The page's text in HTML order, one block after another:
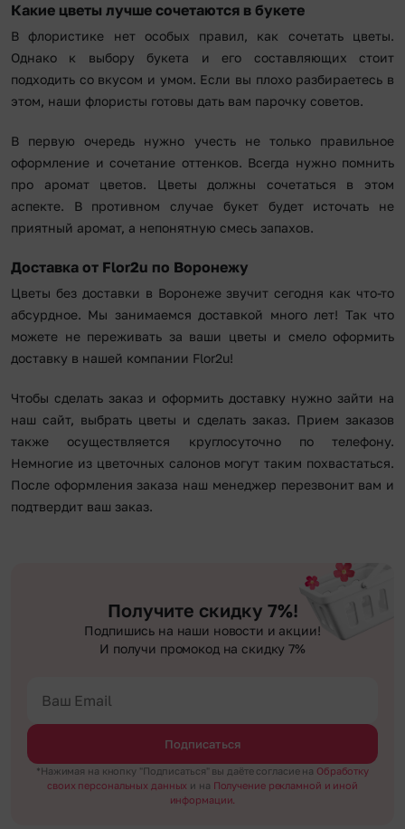
Какие цветы лучше сочетаются в букете
В флористике нет особых правил, как сочетать цветы.
Однако к выбору букета и его составляющих стоит
подходить со вкусом и умом. Если вы плохо разбираетесь в
этом, наши флористы готовы дать вам парочку советов.
В первую очередь нужно учесть не только правильное
оформление и сочетание оттенков. Всегда нужно помнить
про аромат цветов. Цветы должны сочетаться в этом
аспекте. В противном случае букет будет источать не
приятный аромат, а непонятную смесь запахов.
Доставка от Flor2u по Воронежу
Цветы без доставки в Воронеже звучит сегодня как что-то
абсурдное. Мы занимаемся доставкой много лет! Так что
можете не переживать за ваши цветы и смело оформить
доставку в нашей компании Flor2u!
Чтобы сделать заказ и оформить доставку нужно зайти на
наш сайт, выбрать цветы и сделать заказ. Прием заказов
также осуществляется круглосуточно по телефону.
Немногие из цветочных салонов могут таким похвастаться.
После оформления заказа наш менеджер перезвонит вам и
подтвердит ваш заказ.
Получите скидку 7%!
Подпишись на наши новости и акции!
И получи промокод на скидку 7%
Подписаться
*Нажимая на кнопку "Подписаться" вы даёте согласие на Обработку
своих персональных данных и на Получение рекламной и иной
информации.